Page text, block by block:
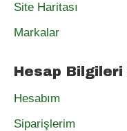
Site Haritası
Markalar
Hesap Bilgileri
Hesabım
Siparişlerim